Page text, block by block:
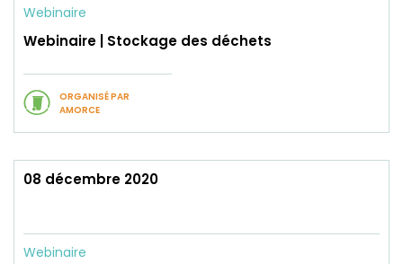
Webinaire
Webinaire | Stockage des déchets
ORGANISÉ PAR
AMORCE
08 décembre 2020
Webinaire